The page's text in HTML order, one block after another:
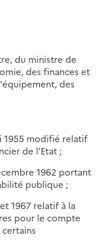
du ministre de
des finances et
des
1955 modifié relatif
de l'Etat ;
1962 portant
publique ;
1967 relatif à la
pour le compte